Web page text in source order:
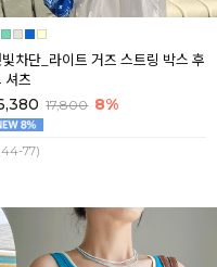
차단_라이트 거즈 스트링 박스 후
셔츠
17,800 8%
77)